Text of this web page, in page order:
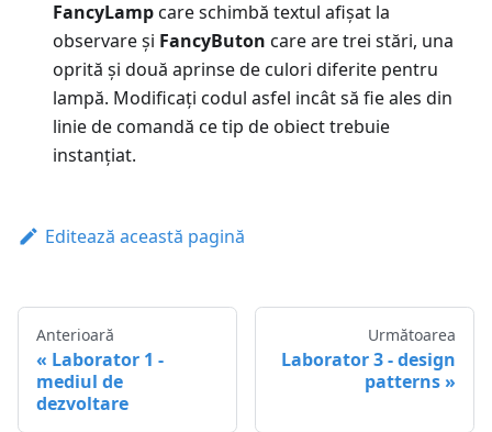
FancyLampcare schimbă textul afișat la
observare și FancyButon care are trei stări, una
oprită și două aprinse de culori diferite pentru
lampă. Modificați codul asfel incât să fie ales din
linie de comandă ce tip de obiect trebuie
instanțiat.
Editează această pagină
Anterioară
Laborator 1 -
mediul de
dezvoltare
Următoarea
Laborator 3 - design
patterns